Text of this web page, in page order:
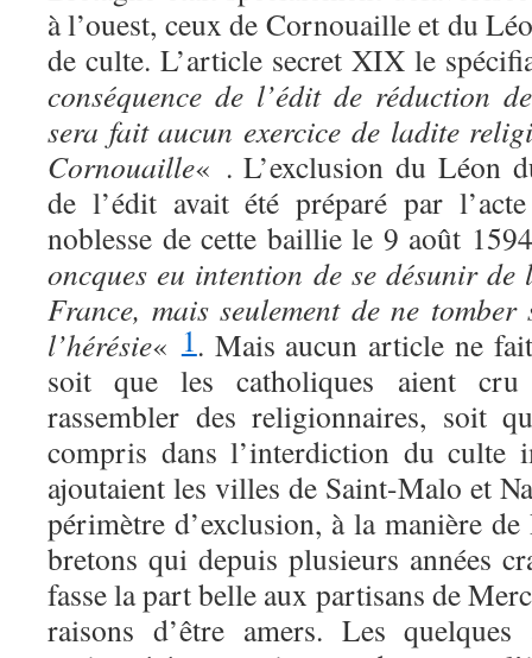
à l’ouest, ceux de Cornouaille et du
de culte. L’article secret XIX le
conséquence de l’édit de réduction
sera fait aucun exercice de ladite
Cornouaille« . L’exclusion du Léon
de l’édit avait été préparé par
noblesse de cette baillie le 9 août
oncques eu intention de se désunir de
France, mais seulement de ne
l’hérésie«1. Mais aucun article ne
soit que les catholiques aient
rassembler des religionnaires, soit qu
compris dans l’interdiction du culte
ajoutaient les villes de Saint-Malo et
périmètre d’exclusion, à la manière de
bretons qui depuis plusieurs années
fasse la part belle aux partisans de
raisons d’être amers. Les quelques